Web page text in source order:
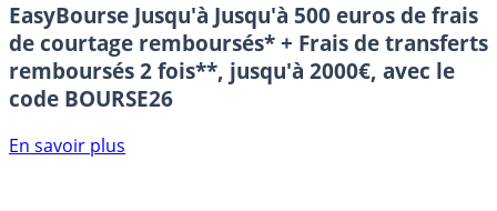
EasyBourse Jusqu'à Jusqu'à 500 euros de frais
de courtage remboursés* + Frais de transferts
remboursés 2 fois**, jusqu'à 2000€, avec le
code BOURSE26
En savoir plus